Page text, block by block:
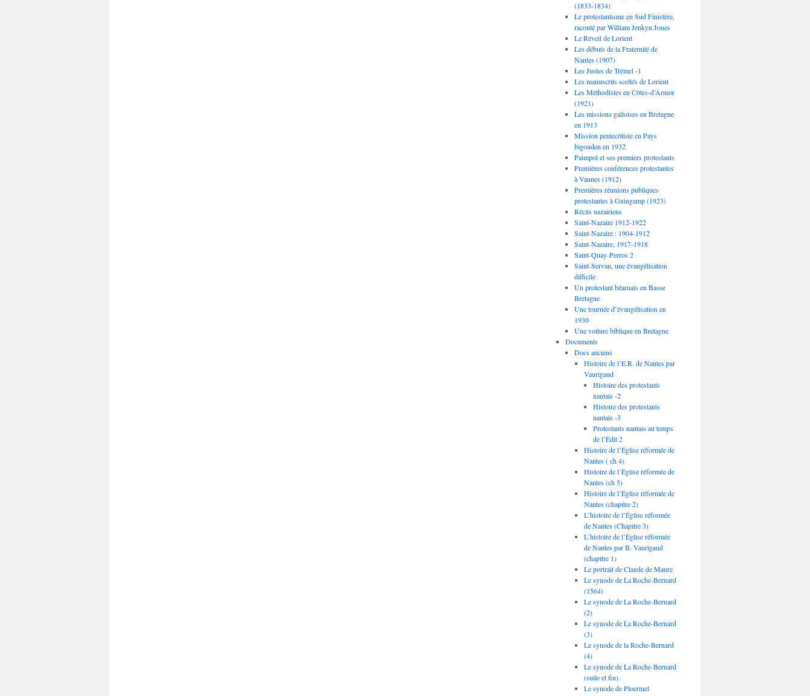
(1833-1834)
Le protestantisme en Sud Finistère,
raconté par William Jenkyn Jones
Le Réveil de Lorient
Les débuts de la Fraternité de
Nantes (1907)
Les Justes de Trémel -1
Les manuscrits scellés de Lorient
Les Méthodistes en Côtes-d’Armor
(1921)
Les missions galloises en Bretagne
en 1913
Mission pentecôtiste en Pays
bigouden en 1932
Paimpol et ses premiers protestants
Premières conférences protestantes
à Vannes (1912)
Premières réunions publiques
protestantes à Guingamp (1923)
Récits nazairiens
Saint-Nazaire 1912-1922
Saint-Nazaire : 1904-1912
Saint-Nazaire, 1917-1918
Saint-Quay-Perros 2
Saint-Servan, une évangélisation
difficile
Un protestant béarnais en Basse
Bretagne
Une tournée d’évangélisation en
1930
Une voiture biblique en Bretagne
Documents
Docs anciens
Histoire de l’E.R. de Nantes par
Vaurigaud
Histoire des protestants
nantais -2
Histoire des protestants
nantais -3
Protestants nantais au temps
de l’Édit 2
Histoire de l’Église réformée de
Nantes ( ch 4)
Histoire de l’Église réformée de
Nantes (ch 5)
Histoire de l’Église réformée de
Nantes (chapitre 2)
L’histoire de l’Église réformée
de Nantes (Chapitre 3)
L’histoire de l’Église réformée
de Nantes par B. Vaurigaud
(chapitre 1)
Le portrait de Claude de Maure
Le synode de La Roche-Bernard
(1564)
Le synode de La Roche-Bernard
(2)
Le synode de La Roche-Bernard
(3)
Le synode de la Roche-Bernard
(4)
Le synode de La Roche-Bernard
(suite et fin).
Le synode de Ploermel